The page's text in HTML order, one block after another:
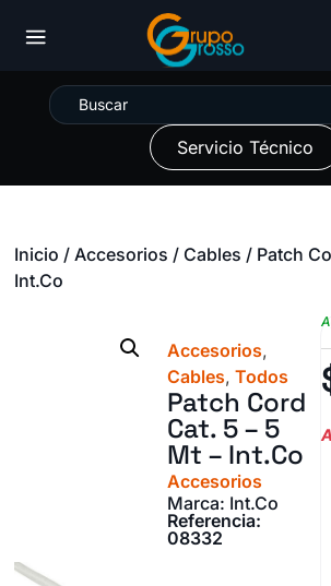
Servicio Técnico
Inicio /Accesorios / Cables / Patch
Int.Co
Accesorios,
Cables, Todos
Patch Cord
Cat. 5 – 5
Mt – Int.Co
Accesorios
Marca: Int.Co
Referencia:
08332